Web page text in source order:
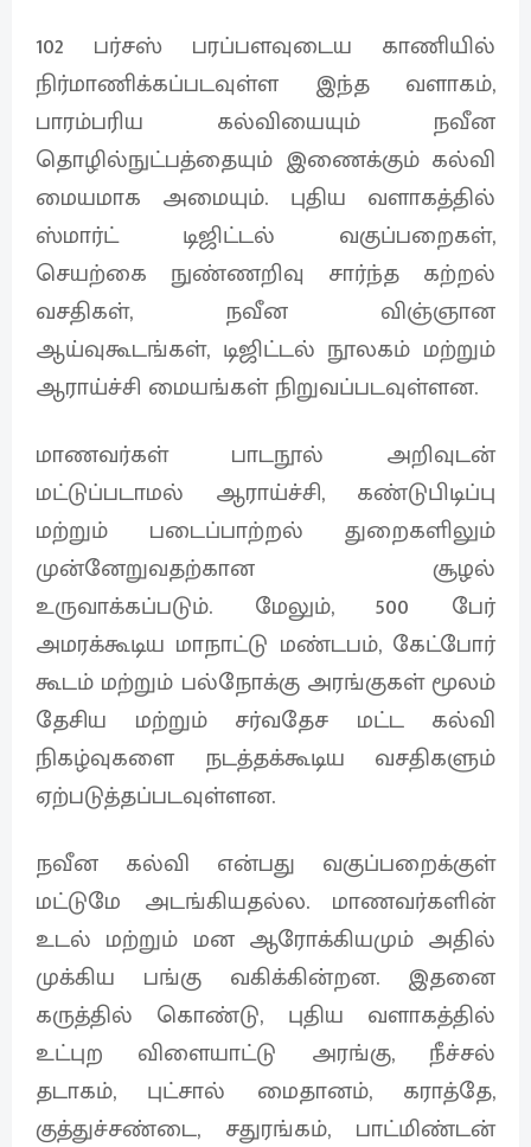
102 பர்சஸ் பரப்பளவுடைய காணியில்
நிர்மாணிக்கப்படவுள்ள இந்த வளாகம்,
பாரம்பரிய கல்வியையும் நவீன
தொழில்நுட்பத்தையும் இணைக்கும் கல்வி
மையமாக அமையும். புதிய வளாகத்தில்
ஸ்மார்ட் டிஜிட்டல் வகுப்பறைகள்,
செயற்கை நுண்ணறிவு சார்ந்த கற்றல்
வசதிகள், நவீன விஞ்ஞான
ஆய்வுகூடங்கள், டிஜிட்டல் நூலகம் மற்றும்
ஆராய்ச்சி மையங்கள் நிறுவப்படவுள்ளன.
மாணவர்கள் பாடநூல் அறிவுடன்
மட்டுப்படாமல் ஆராய்ச்சி, கண்டுபிடிப்பு
மற்றும் படைப்பாற்றல் துறைகளிலும்
முன்னேறுவதற்கான சூழல்
உருவாக்கப்படும். மேலும், 500 பேர்
அமரக்கூடிய மாநாட்டு மண்டபம், கேட்போர்
கூடம் மற்றும் பல்நோக்கு அரங்குகள் மூலம்
தேசிய மற்றும் சர்வதேச மட்ட கல்வி
நிகழ்வுகளை நடத்தக்கூடிய வசதிகளும்
ஏற்படுத்தப்படவுள்ளன.
நவீன கல்வி என்பது வகுப்பறைக்குள்
மட்டுமே அடங்கியதல்ல. மாணவர்களின்
உடல் மற்றும் மன ஆரோக்கியமும் அதில்
முக்கிய பங்கு வகிக்கின்றன. இதனை
கருத்தில் கொண்டு, புதிய வளாகத்தில்
உட்புற விளையாட்டு அரங்கு, நீச்சல்
தடாகம், புட்சால் மைதானம், கராத்தே,
குத்துச்சண்டை, சதுரங்கம், பாட்மிண்டன்